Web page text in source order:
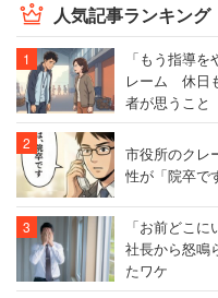
人気記事ランキング
「もう指導
レーム 休日
者が思うこと
市役所のクレ
性が「院卒で
「お前どこ
社長から怒鳴
たワケ